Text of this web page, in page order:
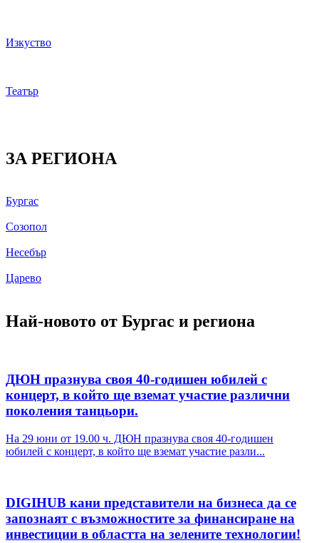
Изкуство
Театър
ЗА РЕГИОНА
Бургас
Созопол
Несебър
Царево
Най-новото от Бургас и региона
ДЮН празнува своя 40-годишен юбилей с
концерт, в който ще вземат участие различни
поколения танцьори.
На 29 юни от 19.00 ч. ДЮН празнува своя 40-годишен
юбилей с концерт, в който ще вземат участие разли...
DIGIHUB кани представители на бизнеса да се
запознаят с възможностите за финансиране на
инвестиции в областта на зелените технологии!